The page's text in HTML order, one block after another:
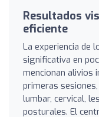
Resultados
eficiente
La experiencia de
significativa en
mencionan alivios
primeras
lumbar, cervical,
posturales. El